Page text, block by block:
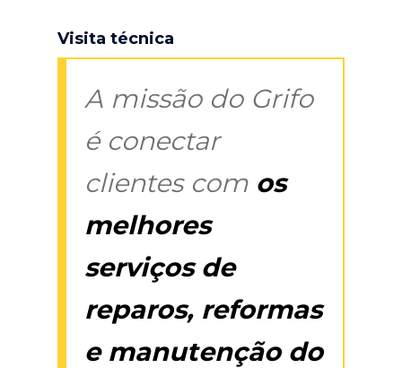
Visita técnica
A missão do Grifo
é conectar
clientes com os
melhores
serviços de
reparos, reformas
e manutenção do